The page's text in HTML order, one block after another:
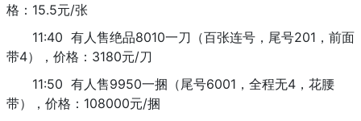
格：15.5元/张
11:40 有人售绝品8010一刀（百张连号，尾号201，前面
带4），价格：3180元/刀
11:50 有人售9950一捆（尾号6001，全程无4，花腰
带），价格：108000元/捆